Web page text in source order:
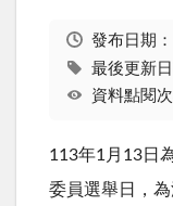
發布日期：
最後更新
資料點閱
113年1 月 13日
委員選舉日，